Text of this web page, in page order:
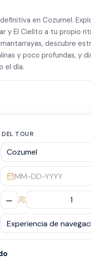
en Cozumel.
y El Cielito a tu propio
descubre
y poco profundas, y
el día.
TOUR
MM-DD-YYYY
–